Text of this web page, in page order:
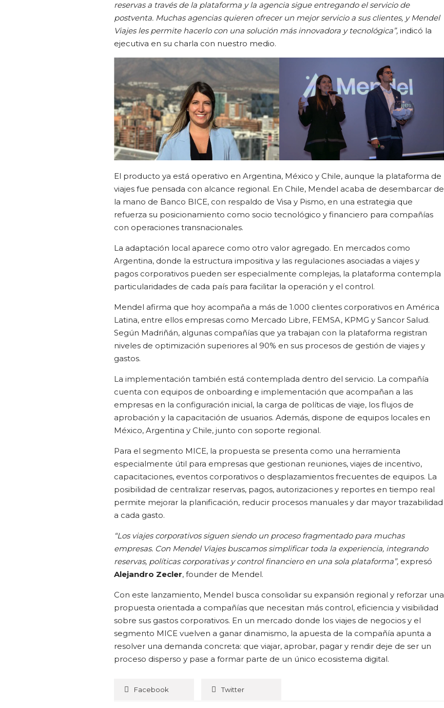
reservas a través de la plataforma y la agencia sigue entregando el servicio de
postventa. Muchas agencias quieren ofrecer un mejor servicio a sus clientes, y Mendel
Viajes les permite hacerlo con una solución más innovadora y tecnológica”, indicó la
ejecutiva en su charla con nuestro medio.
El producto ya está operativo en Argentina, México y Chile, aunque la plataforma de
viajes fue pensada con alcance regional. En Chile, Mendel acaba de desembarcar de
la mano de Banco BICE, con respaldo de Visa y Pismo, en una estrategia que
refuerza su posicionamiento como socio tecnológico y financiero para compañías
con operaciones transnacionales.
La adaptación local aparece como otro valor agregado. En mercados como
Argentina, donde la estructura impositiva y las regulaciones asociadas a viajes y
pagos corporativos pueden ser especialmente complejas, la plataforma contempla
particularidades de cada país para facilitar la operación y el control.
Mendel afirma que hoy acompaña a más de 1.000 clientes corporativos en América
Latina, entre ellos empresas como Mercado Libre, FEMSA, KPMG y Sancor Salud.
Según Madriñán, algunas compañías que ya trabajan con la plataforma registran
niveles de optimización superiores al 90% en sus procesos de gestión de viajes y
gastos.
La implementación también está contemplada dentro del servicio. La compañía
cuenta con equipos de onboarding e implementación que acompañan a las
empresas en la configuración inicial, la carga de políticas de viaje, los flujos de
aprobación y la capacitación de usuarios. Además, dispone de equipos locales en
México, Argentina y Chile, junto con soporte regional.
Para el segmento MICE, la propuesta se presenta como una herramienta
especialmente útil para empresas que gestionan reuniones, viajes de incentivo,
capacitaciones, eventos corporativos o desplazamientos frecuentes de equipos. La
posibilidad de centralizar reservas, pagos, autorizaciones y reportes en tiempo real
permite mejorar la planificación, reducir procesos manuales y dar mayor trazabilidad
a cada gasto.
“Los viajes corporativos siguen siendo un proceso fragmentado para muchas
empresas. Con Mendel Viajes buscamos simplificar toda la experiencia, integrando
reservas, políticas corporativas y control financiero en una sola plataforma”, expresó
Alejandro Zecler, founder de Mendel.
Con este lanzamiento, Mendel busca consolidar su expansión regional y reforzar una
propuesta orientada a compañías que necesitan más control, eficiencia y visibilidad
sobre sus gastos corporativos. En un mercado donde los viajes de negocios y el
segmento MICE vuelven a ganar dinamismo, la apuesta de la compañía apunta a
resolver una demanda concreta: que viajar, aprobar, pagar y rendir deje de ser un
proceso disperso y pase a formar parte de un único ecosistema digital.
Facebook Twitter